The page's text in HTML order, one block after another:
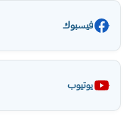
فيسبوك
يوتيوب